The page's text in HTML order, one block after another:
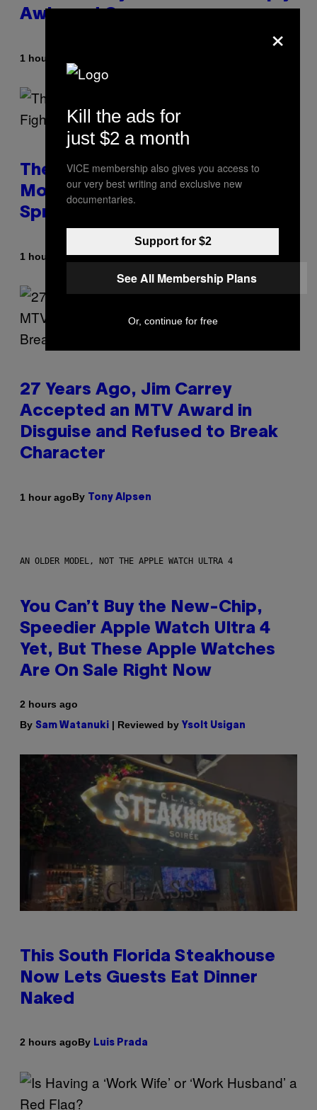
Awkward Cameo
1 hour ago
The Sharon Osbourne and Piers
Morgan Fight That Jerry
Springer Had to Break Up
1 hour agoByTony Alpsen
27 Years Ago, Jim Carrey
Accepted an MTV Award in
Disguise and Refused to Break
Character
1 hour agoBy Tony Alpsen
AN OLDER MODEL, NOT THE APPLE WATCH ULTRA 4
You Can’t Buy the New-Chip,
Speedier Apple Watch Ultra 4
Yet, But These Apple Watches
Are On Sale Right Now
2 hours ago
By Sam Watanuki | Reviewed by Ysolt Usigan
This South Florida Steakhouse
Now Lets Guests Eat Dinner
Naked
2 hours agoBy Luis Prada
×
Kill the ads for
just $2 a month
VICE membership also gives you access to
our very best writing and exclusive new
documentaries.
Support for $2
See All Membership Plans
Or, continue for free